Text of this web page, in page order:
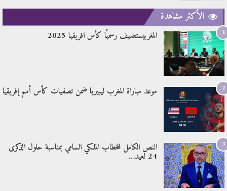
الأكثر مشاهدة
1 المغربيستضيف رسميًا كأس افريقيا 2025
2 موعد مباراة المغرب ليبيريا ضمن تصفيات كأس أمم إفريقيا
3 النص الكامل للخطاب الملكي السامي بمناسبة حلول الذكرى
24 لعيد…